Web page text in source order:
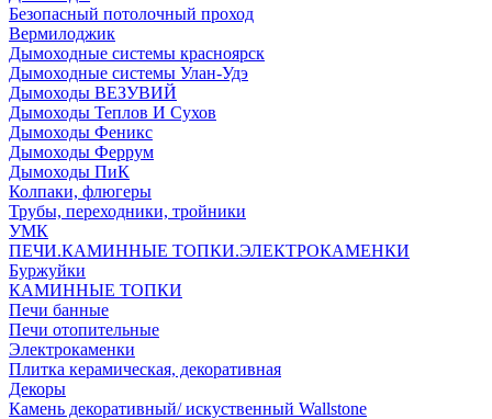
Безопасный потолочный проход
Вермилоджик
Дымоходные системы красноярск
Дымоходные системы Улан-Удэ
Дымоходы ВЕЗУВИЙ
Дымоходы Теплов И Сухов
Дымоходы Феникс
Дымоходы Феррум
Дымоходы ПиК
Колпаки, флюгеры
Трубы, переходники, тройники
УМК
ПЕЧИ.КАМИННЫЕ ТОПКИ.ЭЛЕКТРОКАМЕНКИ
Буржуйки
КАМИННЫЕ ТОПКИ
Печи банные
Печи отопительные
Электрокаменки
Плитка керамическая, декоративная
Декоры
Камень декоративный/ искуственный Wallstone